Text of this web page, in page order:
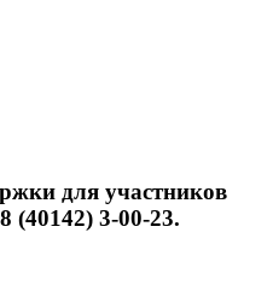
для участников
(40142) 3-00-23.